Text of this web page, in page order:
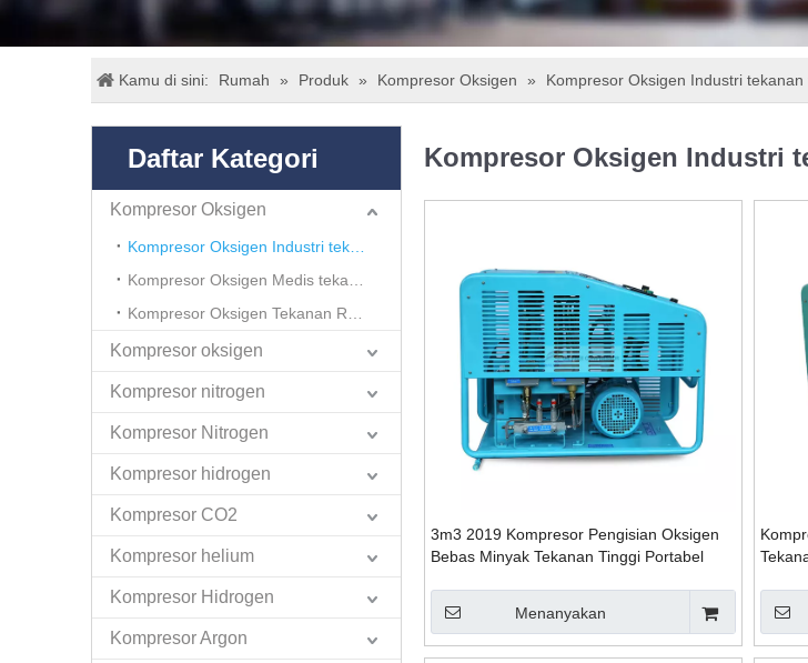
Kamu di sini: Rumah » Produk » Kompresor Oksigen » Kompresor Oksigen Industri tekanan
Daftar Kategori
Kompresor Oksigen
Kompresor oksigen
Kompresor nitrogen
Kompresor Nitrogen
Kompresor hidrogen
Kompresor CO2
Kompresor helium
Kompresor Hidrogen
Kompresor Argon
Kompresor Oksigen Industri
3m3 2019 Kompresor Pengisian Oksigen
Bebas Minyak Tekanan Tinggi Portabel
Menanyakan